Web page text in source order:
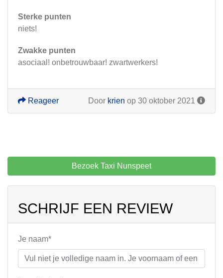
Sterke punten
niets!
Zwakke punten
asociaal! onbetrouwbaar! zwartwerkers!
Door krien op 30 oktober 2021
Reageer
Bezoek Taxi Nunspeet
SCHRIJF EEN REVIEW
Je naam*